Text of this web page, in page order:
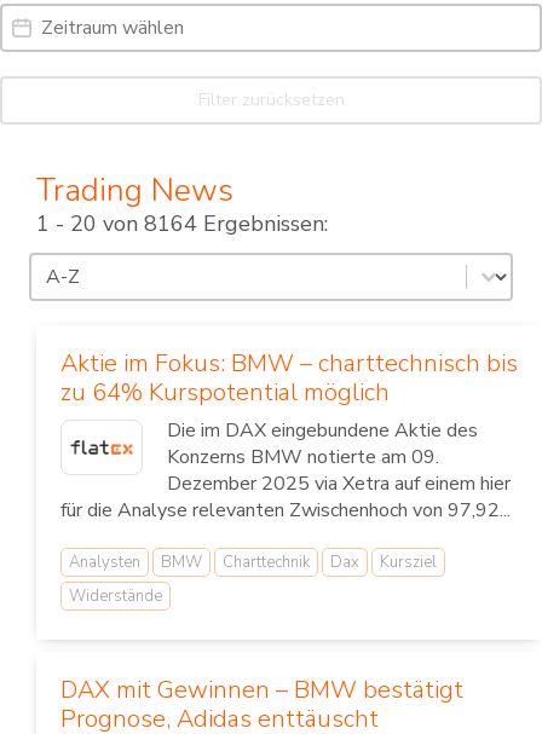
Date Range
Date
Filter zurücksetzen
Trading News
1 - 20 von 8164 Ergebnissen:
Sortierung
Sort content
Aktie im Fokus: BMW – charttechnisch bis
zu 64% Kurspotential möglich
Die im DAX eingebundene Aktie des
Konzerns BMW notierte am 09.
Dezember 2025 via Xetra auf einem hier
für die Analyse relevanten Zwischenhoch von 97,92...
Analysten BMW Charttechnik Dax
Kursziel
Widerstände
DAX mit Gewinnen – BMW bestätigt
Prognose, Adidas enttäuscht